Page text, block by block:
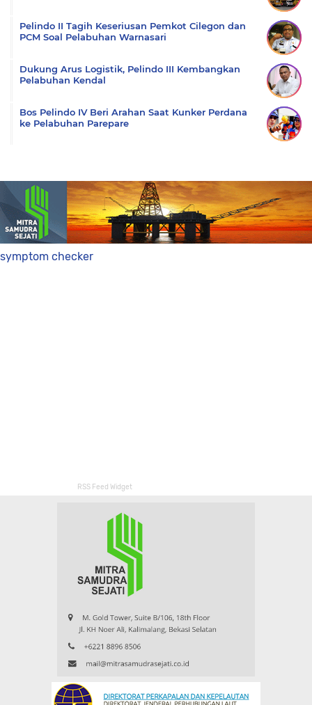
Pelindo II Tagih Keseriusan Pemkot Cilegon dan
PCM Soal Pelabuhan Warnasari
Dukung Arus Logistik, Pelindo III Kembangkan
Pelabuhan Kendal
Bos Pelindo IV Beri Arahan Saat Kunker Perdana
ke Pelabuhan Parepare
symptom checker
RSS Feed Widget